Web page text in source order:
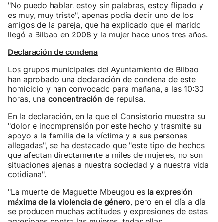
"No puedo hablar, estoy sin palabras, estoy flipado y
es muy, muy triste", apenas podía decir uno de los
amigos de la pareja, que ha explicado que el marido
llegó a Bilbao en 2008 y la mujer hace unos tres años.
Declaración de condena
Los grupos municipales del Ayuntamiento de Bilbao
han aprobado una declaración de condena de este
homicidio y han convocado para mañana, a las 10:30
horas, una concentración de repulsa.
En la declaración, en la que el Consistorio muestra su
"dolor e incomprensión por este hecho y trasmite su
apoyo a la familia de la víctima y a sus personas
allegadas", se ha destacado que "este tipo de hechos
que afectan directamente a miles de mujeres, no son
situaciones ajenas a nuestra sociedad y a nuestra vida
cotidiana".
"La muerte de Maguette Mbeugou es la expresión
máxima de la violencia de género, pero en el día a día
se producen muchas actitudes y expresiones de estas